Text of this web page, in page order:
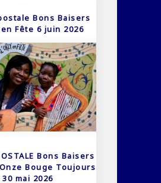
Bons Baisers
en Fête 6 juin 2026
Bons Baisers
Bouge Toujours
30 mai 2026